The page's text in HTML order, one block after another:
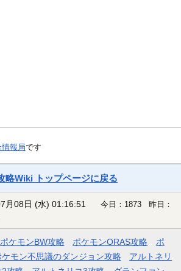
報局です
略Wiki トップページに戻る
月08日 (水) 01:16:51
今日：1873 昨日：
ポケモンBW攻略 ポケモンORAS攻略
ポ
ケモン不思議のダンジョン攻略
アルトネリ